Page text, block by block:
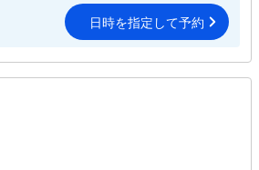
日時を指定して予約